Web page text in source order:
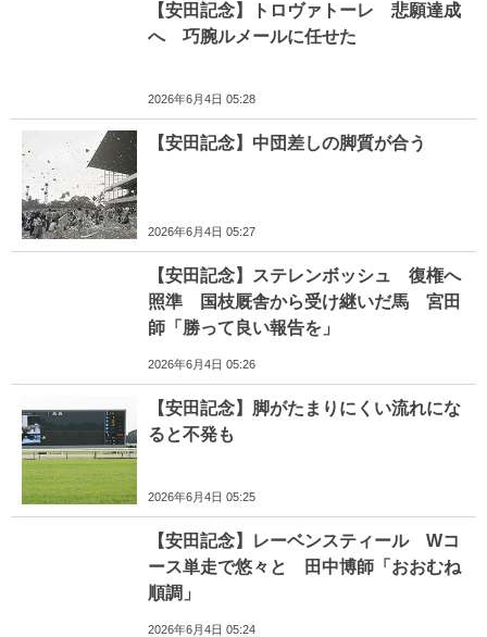
【安田記念】トロヴァトーレ 悲願達成
へ 巧腕ルメールに任せた
2026年6月4日 05:28
【安田記念】中団差しの脚質が合う
2026年6月4日 05:27
【安田記念】ステレンボッシュ 復権へ
照準 国枝厩舎から受け継いだ馬 宮田
師「勝って良い報告を」
2026年6月4日 05:26
【安田記念】脚がたまりにくい流れにな
ると不発も
2026年6月4日 05:25
【安田記念】レーベンスティール Wコ
ース単走で悠々と 田中博師「おおむね
順調」
2026年6月4日 05:24